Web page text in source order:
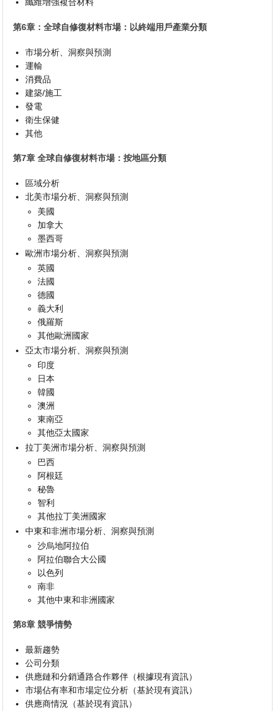
纖維增強複合材料
第6章：全球自修復材料市場：以終端用戶產業分類
市場分析、洞察與預測
運輸
消費品
建築/施工
發電
衛生保健
其他
第7章 全球自修復材料市場：按地區分類
區域分析
北美市場分析、洞察與預測
美國
加拿大
墨西哥
歐洲市場分析、洞察與預測
英國
法國
德國
義大利
俄羅斯
其他歐洲國家
亞太市場分析、洞察與預測
印度
日本
韓國
澳洲
東南亞
其他亞太國家
拉丁美洲市場分析、洞察與預測
巴西
阿根廷
秘魯
智利
其他拉丁美洲國家
中東和非洲市場分析、洞察與預測
沙烏地阿拉伯
阿拉伯聯合大公國
以色列
南非
其他中東和非洲國家
第8章 競爭情勢
最新趨勢
公司分類
供應鏈和分銷通路合作夥伴（根據現有資訊）
市場佔有率和市場定位分析（基於現有資訊）
供應商情況（基於現有資訊）